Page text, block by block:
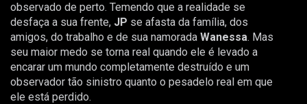
observado de perto. Temendo que a realidade se
desfaça a sua frente, JP se afasta da família, dos
amigos, do trabalho e de sua namorada Wanessa. Mas
seu maior medo se torna real quando ele é levado a
encarar um mundo completamente destruído e um
observador tão sinistro quanto o pesadelo real em que
ele está perdido.